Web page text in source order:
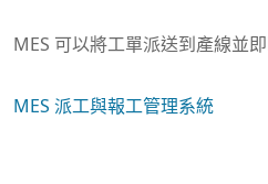
MES 可以將工單派送到產線並
MES 派工與報工管理系統